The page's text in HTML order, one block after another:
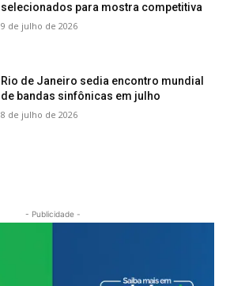
selecionados para mostra competitiva
9 de julho de 2026
Rio de Janeiro sedia encontro mundial
de bandas sinfônicas em julho
8 de julho de 2026
- Publicidade -